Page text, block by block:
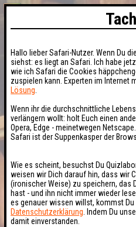
Hallo lieber Safari-Nutzer. Wenn Du
siehst: es liegt an Safari. Ich habe
wie ich Safari die Cookies
zuspielen kann. Experten im Internet
Lösung
Wenn ihr die durchschnittliche
verlängern wollt: holt Euch einen
Opera, Edge - meinetwegen
Safari ist der Suppenkasper der
Wie es scheint, besuchst Du
weisen wir Dich darauf hin, dass wir
(ironischer Weise) zu speichern, das
hast - und ihn nicht immer wieder
es genauer wissen willst, kommst Du
Datenschutzerklärung . Indem Du
damit einverstanden.